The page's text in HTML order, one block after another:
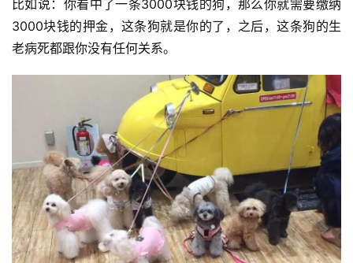
比如说：你看中了一条3000块钱的狗，那么你就需要缴纳
3000块钱的押金，这条狗就是你的了，之后，这条狗的生
老病死都跟你没有任何关系。